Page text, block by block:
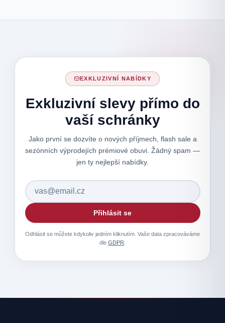
EXKLUZIVNÍ NABÍDKY
Exkluzivní slevy přímo do
vaší schránky
Jako první se dozvíte o nových příjmech, flash sale a
sezónních výprodejích prémiové obuvi. Žádný spam —
jen ty nejlepší nabídky.
Přihlásit se
Odhlásit se můžete kdykoliv jedním kliknutím. Vaše data zpracováváme
dle GDPR